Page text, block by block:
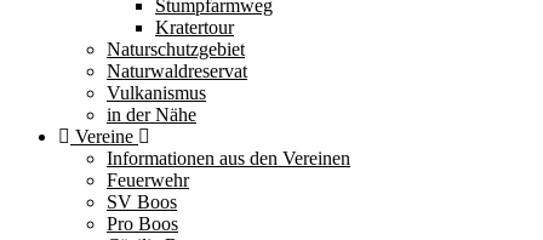
Stumpfarmweg
Kratertour
Naturschutzgebiet
Naturwaldreservat
Vulkanismus
in der Nähe
Vereine
Informationen aus den Vereinen
Feuerwehr
SV Boos
Pro Boos